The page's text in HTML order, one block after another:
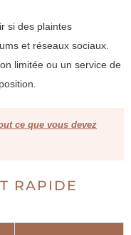
si des plaintes
et réseaux sociaux.
limitée ou un service de
ce que vous devez
RAPIDE